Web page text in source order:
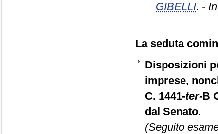
GIBELLI. -
La seduta
Disposizioni
imprese,
C. 1441-ter-B
dal Senato.
(Seguito